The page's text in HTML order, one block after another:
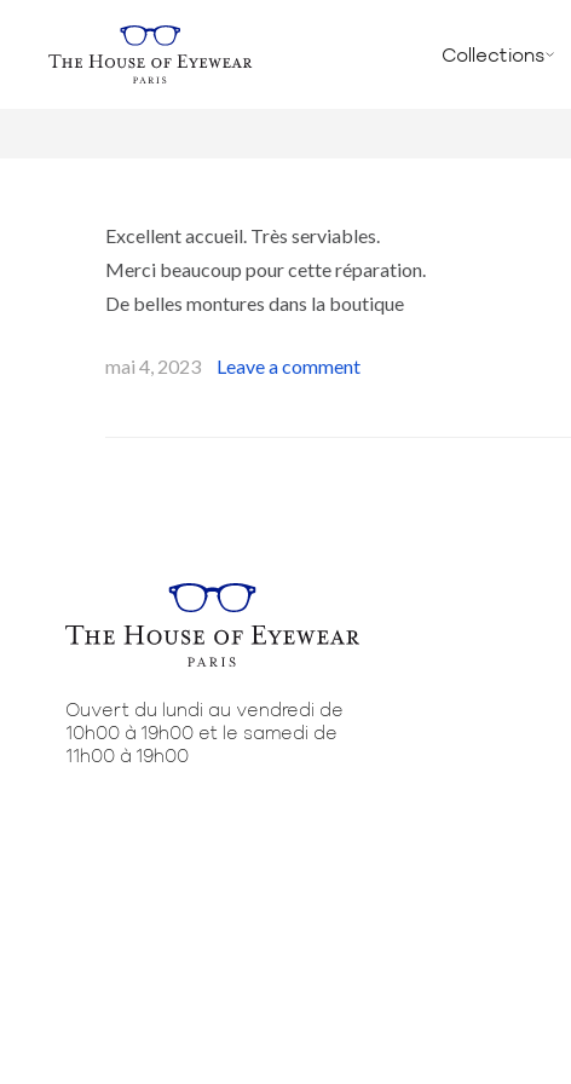
Collections
Excellent accueil. Très serviables.
Merci beaucoup pour cette réparation.
De belles montures dans la boutique
mai 4, 2023 Leave a comment
Ouvert du lundi au vendredi de
10h00 à 19h00 et le samedi de
11h00 à 19h00